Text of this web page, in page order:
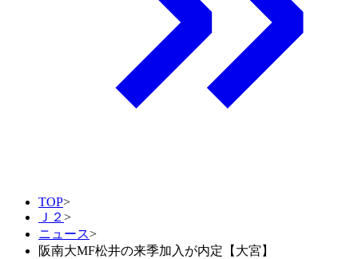
TOP>
Ｊ２ >
ニュース>
阪南大MF松井の来季加入が内定【大宮】